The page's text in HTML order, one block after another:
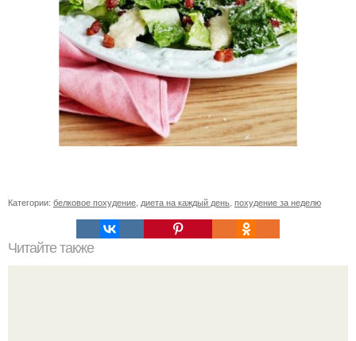
Категории: белковое похудение диета на каждый день похудение за неделю
Читайте также